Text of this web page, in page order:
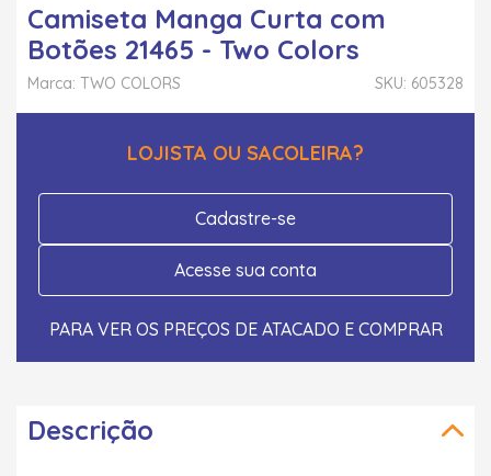
Camiseta Manga Curta com
Botões 21465 - Two Colors
SKU: 605328
Marca: TWO COLORS
LOJISTA OU SACOLEIRA?
Cadastre-se
Acesse sua conta
PARA VER OS PREÇOS DE ATACADO E COMPRAR
Descrição